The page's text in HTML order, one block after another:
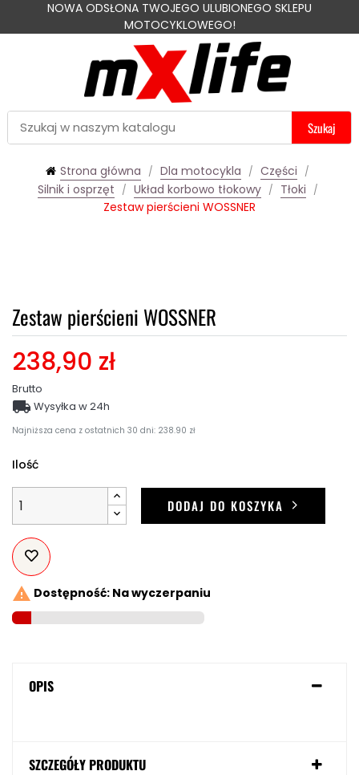
NOWA ODSŁONA TWOJEGO ULUBIONEGO SKLEPU
MOTOCYKLOWEGO!
Szukaj
Strona główna Dla motocykla
Części
Silnik i osprzęt
Układ korbowo tłokowy
Tłoki
Zestaw pierścieni WOSSNER
Zestaw pierścieni WOSSNER
238,90 zł
Brutto
Najniższa cena z ostatnich 30 dni: 238.90 zł
 Wysyłka w 24h
Ilość
DODAJ DO KOSZYKA
 Dostępność: Na wyczerpaniu
OPIS
SZCZEGÓŁY PRODUKTU